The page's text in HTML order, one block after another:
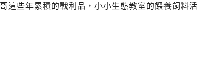
這些年累積的戰利品，小小生態教室的餵養飼料活